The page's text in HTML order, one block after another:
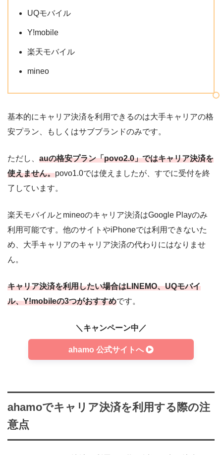
UQモバイル
Y!mobile
楽天モバイル
mineo
基本的にキャリア決済を利用できるのは大手キャリアの格
安プラン、もしくはサブブランドのみです。
ただし、 auの格安プラン「povo2.0」ではキャリア決済を
使えません。povo1.0では使えましたが、すでに受付を終
了しています。
楽天モバイルとmineoのキャリア決済はGoogle Playのみ
利用可能です。他のサイトやiPhoneでは利用できないた
め、大手キャリアのキャリア決済の代わりにはなりませ
ん。
キャリア決済を利用したい場合はLINEMO、UQモバイ
ル、Y!mobileの3つがおすすめです。
＼キャンペーン中／
ahamo 公式サイトへ
ahamoでキャリア決済を利用する際の注
意点